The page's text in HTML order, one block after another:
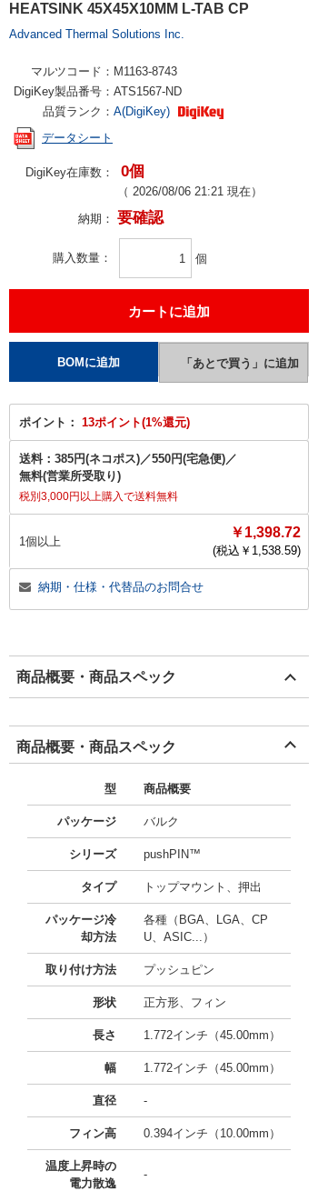
HEATSINK 45X45X10MM L-TAB CP
Advanced Thermal Solutions Inc.
マルツコード： M1163-8743
DigiKey製品番号： ATS1567-ND
品質ランク： A(DigiKey)
データシート
DigiKey在庫数： 0個
（ 2026/08/06 21:21 現在）
納期： 要確認
購入数量 個
ポイント： 13ポイント(1%還元)
送料： 385円(ネコポス)／550円(宅急便)／
無料(営業所受取り)
税別3,000円以上購入で送料無料
1個以上
￥1,398.72
(税込￥ 1,538.59)
納期・仕様・代替品のお問合せ
商品概要・商品スペック
商品概要・商品スペック
型 商品概要
パッケージ バルク
シリーズ pushPIN™
タイプ トップマウント、押出
パッケージ冷
却方法
各種（BGA、LGA、CP
U、ASIC...）
取り付け方法 プッシュピン
形状 正方形、フィン
長さ 1.772インチ（45.00mm）
幅 1.772インチ（45.00mm）
直径 -
フィン高 0.394インチ（10.00mm）
温度上昇時の
電力散逸
-